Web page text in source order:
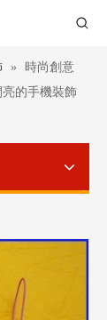
»
時尚創意
的手機裝飾